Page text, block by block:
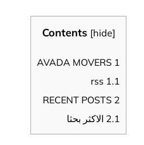
Contents [hide]
1
1.1
2
2.1 الاكثر بحثا